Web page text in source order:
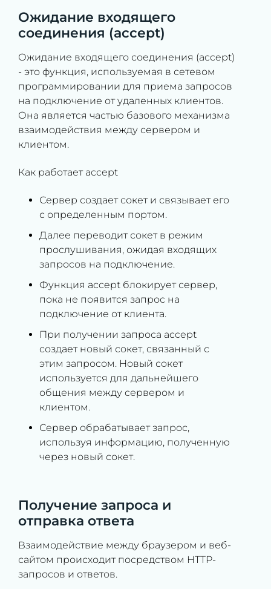
Ожидание входящего
соединения (accept)
Ожидание входящего соединения (accept)
- это функция, используемая в сетевом
программировании для приема запросов
на подключение от удаленных клиентов.
Она является частью базового механизма
взаимодействия между сервером и
клиентом.
Как работает accept
Сервер создает сокет и связывает его
с определенным портом.
Далее переводит сокет в режим
прослушивания, ожидая входящих
запросов на подключение.
Функция accept блокирует сервер,
пока не появится запрос на
подключение от клиента.
При получении запроса accept
создает новый сокет, связанный с
этим запросом. Новый сокет
используется для дальнейшего
общения между сервером и
клиентом.
Сервер обрабатывает запрос,
используя информацию, полученную
через новый сокет.
Получение запроса и
отправка ответа
Взаимодействие между браузером и веб-
сайтом происходит посредством HTTP-
запросов и ответов.